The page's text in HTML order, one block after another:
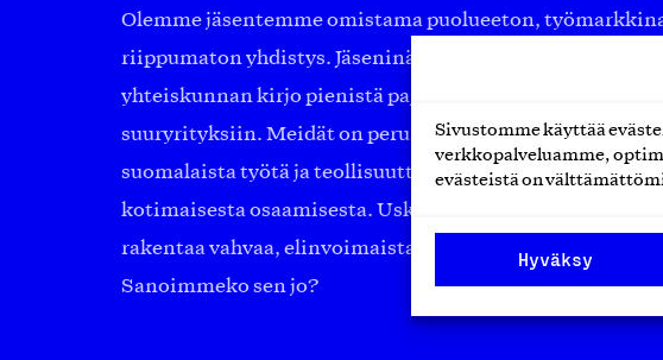
Sivustomme käyttää
verkkopalveluamme,
evästeistä on
Hyväksy
Olemme jäsentemme omistama puolueeton,
riippumaton yhdistys. Jäseninämme on koko suomalaisen
yhteiskunnan kirjo pienistä pajoista ja yhteisöistä
suuryrityksiin. Meidät on perustettu yli 100 vuotta sitten
suomalaista työtä ja teollisuutta sekä nostamaan ylpeyttä
kotimaisesta osaamisesta. Uskomme yhä, että työ
rakentaa vahvaa, elinvoimaista yhteiskuntaa. Me
Sanoimmeko sen jo?